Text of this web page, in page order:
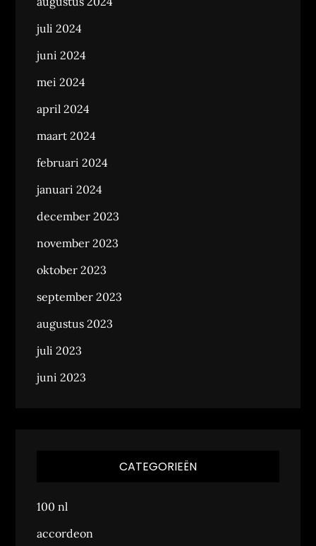
juli 2024
juni 2024
mei 2024
april 2024
maart 2024
februari 2024
januari 2024
december 2023
november 2023
oktober 2023
september 2023
augustus 2023
juli 2023
juni 2023
CATEGORIEËN
100 nl
accordeon